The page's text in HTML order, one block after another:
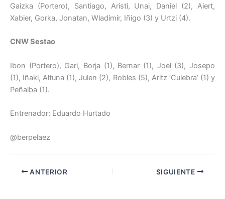
Gaizka (Portero), Santiago, Aristi, Unai, Daniel (2), Aiert,
Xabier, Gorka, Jonatan, Wladimir, Iñigo (3) y Urtzi (4).
CNW Sestao
Ibon (Portero), Gari, Borja (1), Bernar (1), Joel (3), Josepo
(1), Iñaki, Altuna (1), Julen (2), Robles (5), Aritz ‘Culebra’ (1) y
Peñalba (1).
Entrenador: Eduardo Hurtado
@berpelaez
ANTERIOR SIGUIENTE